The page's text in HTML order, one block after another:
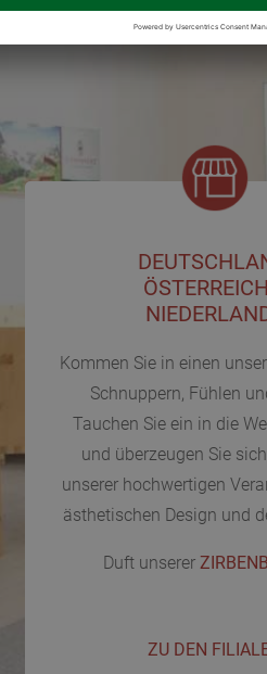
Kommen Sie in einen
Schnuppern, Fühlen
Tauchen Sie ein in die
und überzeugen Sie
unserer hochwertigen
ästhetischen Design und
Duft unserer
ZU DEN